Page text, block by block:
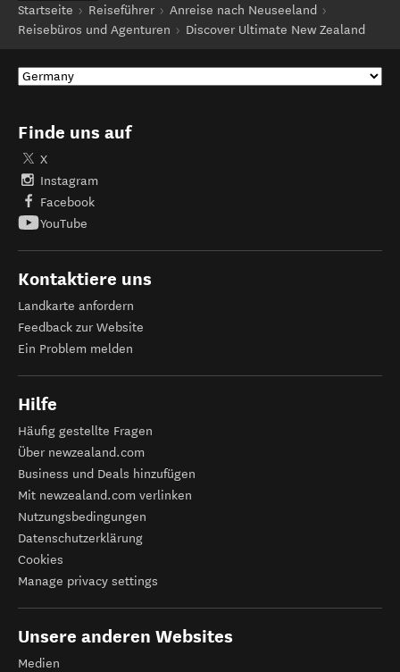
Startseite
Reiseführer
Anreise nach Neuseeland
Reisebüros und Agenturen
Discover Ultimate New Zealand
Finde uns auf
X
Instagram
Facebook
YouTube
Kontaktiere uns
Landkarte anfordern
Feedback zur Website
Ein Problem melden
Hilfe
Häufig gestellte Fragen
Über newzealand.com
Business und Deals hinzufügen
Mit newzealand.com verlinken
Nutzungsbedingungen
Datenschutzerklärung
Cookies
Manage privacy settings
Unsere anderen Websites
Medien